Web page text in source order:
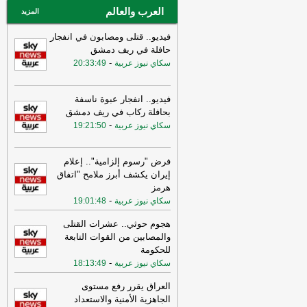
العرب والعالم المزيد
فيديو.. قتلى ومصابون في انفجار
حافلة في ريف دمشق
سكاي نيوز عربية -
20:33:49
فيديو.. انفجار عبوة ناسفة
بحافلة ركاب في ريف دمشق
سكاي نيوز عربية -
19:21:50
فرض "رسوم إلزامية".. إعلام
إيران يكشف أبرز ملامح "اتفاق
هرمز
سكاي نيوز عربية -
19:01:48
هجوم حوثي.. عشرات القتلى
والمصابين من القوات التابعة
للحكومة
سكاي نيوز عربية -
18:13:49
العراق يقرر رفع مستوى
الجاهزية الأمنية والاستعداد